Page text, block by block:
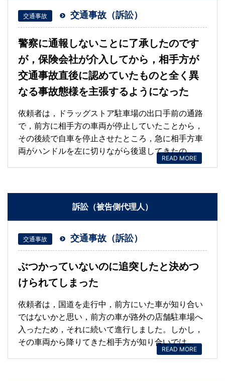
交通事故 交通事故（訴訟）
警察に通報しないことに了承したのです
が，保険会社が介入してから，相手方が
交通事故直後に認めていたものと全く異
なる事故態様を主張するようになった
依頼者は，ドラッグストア駐車場の出口手前の通路
で，前方に相手方の車両が停止していたことから，
その後続で自車を停止させたところ，急に相手方車
両がハンドルを左に切りながら後退してきたの…
READ MORE
訴訟（被告側代理人）
交通事故 交通事故（訴訟）
ぶつかっていないのに追突したと決めつ
けられてしまった
依頼者は，国道を走行中，前方にいた車が知り合い
ではないかと思い，前方の車が路外の店舗駐車場へ
入ったため，それに続いて進行しました。しかし，
その車両から降りてきた相手方が知り合いでは…
READ MORE